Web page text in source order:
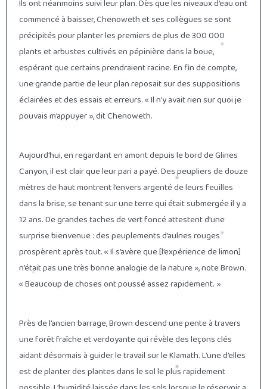
Ils ont néanmoins suivi leur plan. Dès que les niveaux d’eau ont
commencé à baisser, Chenoweth et ses collègues se sont
précipités pour planter les premiers de plus de 300 000
plants et arbustes cultivés en pépinière dans la boue,
espérant que certains prendraient racine. En fin de compte,
une grande partie de leur plan reposait sur des suppositions
éclairées et des essais et erreurs. « Il n’y avait rien sur quoi je
pouvais m’appuyer », dit Chenoweth.
Aujourd’hui, en regardant en amont depuis le bord de Glines
Canyon, il est clair que leur pari a payé. Des peupliers de douze
mètres de haut montrent l’envers argenté de leurs feuilles
dans la brise, se tenant sur une terre qui était submergée il y a
12 ans. De grandes taches de vert foncé attestent d’une
surprise bienvenue : des peuplements d’aulnes rouges
prospèrent après tout. « Il s’avère que [l’expérience de limon]
n’était pas une très bonne analogie de la nature », note Brown.
« Beaucoup de choses ont poussé assez rapidement. »
Près de l’ancien barrage, Brown descend une pente à travers
une forêt fraîche et verdoyante qui révèle des leçons clés
aidant désormais à guider le travail sur le Klamath. L’une d’elles
est de planter des plantes dans le sol le plus rapidement